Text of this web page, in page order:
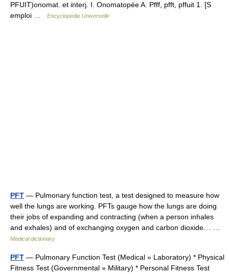
PFUIT)onomat. et interj. I. Onomatopée A. Pfff, pfft, pffuit 1. [S
emploi …
Encyclopédie Universelle
PFT — Pulmonary function test, a test designed to measure how
well the lungs are working. PFTs gauge how the lungs are doing
their jobs of expanding and contracting (when a person inhales
and exhales) and of exchanging oxygen and carbon dioxide… …
Medical dictionary
PFT — Pulmonary Function Test (Medical » Laboratory) * Physical
Fitness Test (Governmental » Military) * Personal Fitness Test